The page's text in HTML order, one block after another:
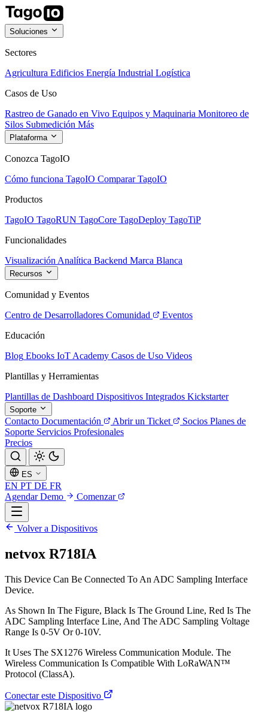
Soluciones
Sectores
Agricultura Edificios Energía Industrial Logística
Casos de Uso
Rastreo de Ganado en Vivo Equipos y Maquinaria Monitoreo de
Silos Submedición Más
Plataforma
Conozca TagoIO
Cómo funciona TagoIO Comparar TagoIO
Productos
TagoIO TagoRUN TagoCore TagoDeploy TagoTiP
Funcionalidades
Visualización Analítica Backend Marca Blanca
Recursos
Comunidad y Eventos
Centro de Desarrolladores Comunidad
Eventos
Educación
Blog Ebooks IoT Academy Casos de Uso Videos
Plantillas y Herramientas
Plantillas de Dashboard Dispositivos Integrados Kickstarter
Soporte
Contacto Documentación Abrir un Ticket Socios Planes de
Soporte Servicios Profesionales
Precios
ES
EN PT DE FR
Agendar Demo
Comenzar
Volver a Dispositivos
netvox R718IA
This Device Can Be Connected To An ADC Sampling Interface
Device.
As Shown In The Figure, Black Is The Ground Line, Red Is The
ADC Sampling Interface Line, And The ADC Sampling Voltage
Range Is 0-5V Or 0-10V.
It Uses The SX1276 Wireless Communication Module. The
Wireless Communication Is Compatible With LoRaWAN™
Protocol (ClassA).
Conectar este Dispositivo